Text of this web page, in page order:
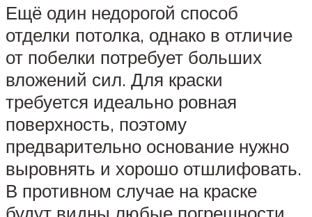
Ещё один недорогой способ
отделки потолка, однако в отличие
от побелки потребует больших
вложений сил. Для краски
требуется идеально ровная
поверхность, поэтому
предварительно основание нужно
выровнять и хорошо отшлифовать.
В противном случае на краске